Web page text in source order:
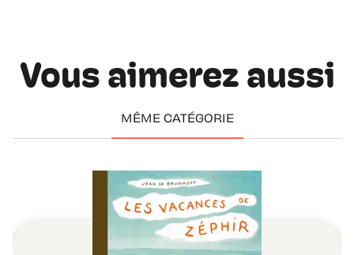
Vous aimerez aussi
MÊME CATÉGORIE